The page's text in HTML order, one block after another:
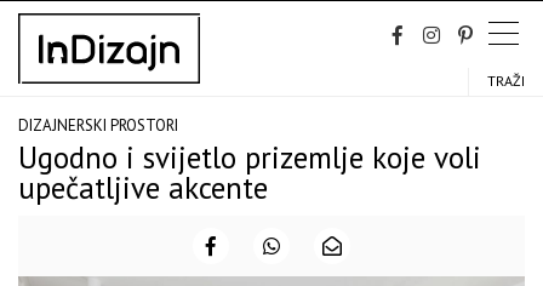
Skip
content
TRAŽI
DIZAJNERSKI PROSTORI
Ugodno i svijetlo prizemlje koje voli
upečatljive akcente